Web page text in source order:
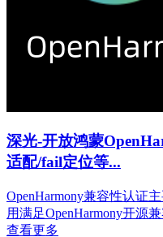
深光-开放鸿蒙
适配/fail定位等...
OpenHarmony兼容性认证
用满足OpenHarmony开源
查看更多